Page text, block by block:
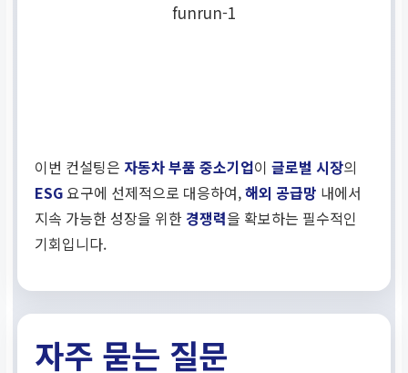
funrun-1
이번 컨설팅은 자동차 부품 중소기업이글로벌 시장의
ESG요구에 선제적으로 대응하여,해외 공급망 내에서
지속 가능한 성장을 위한 경쟁력을 확보하는 필수적인
기회입니다.
자주 묻는 질문